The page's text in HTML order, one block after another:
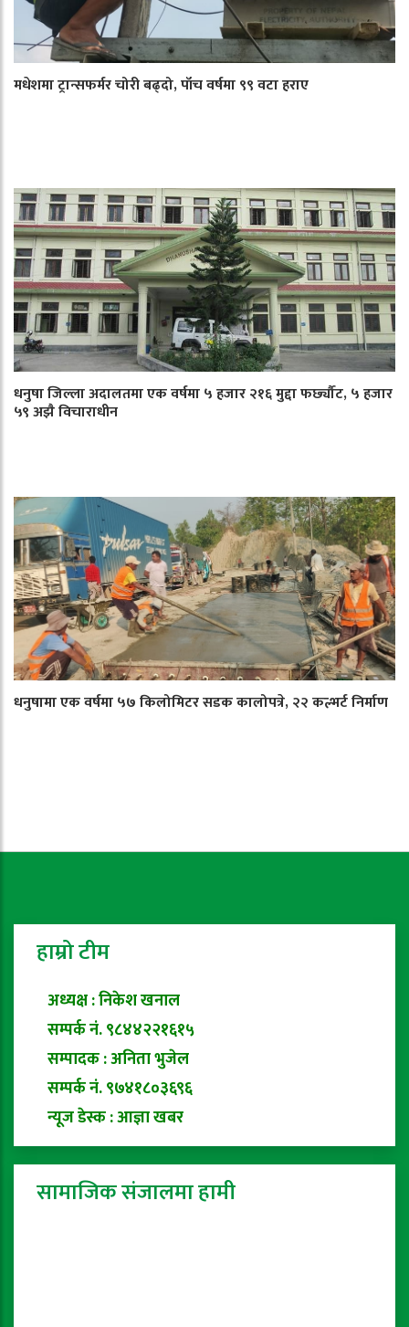
मधेशमा ट्रान्सफर्मर चोरी बढ्दो, पाँच वर्षमा ९९ वटा हराए
धनुषा जिल्ला अदालतमा एक वर्षमा ५ हजार २१६ मुद्दा फर्छ्यौट, ५ हजार
५९ अझै विचाराधीन
धनुषामा एक वर्षमा ५७ किलोमिटर सडक कालोपत्रे, २२ कल्भर्ट निर्माण
हाम्रो टीम
अध्यक्ष : निकेश खनाल
सम्पर्क नं. ९८४४२२१६१५
सम्पादक : अनिता भुजेल
सम्पर्क नं. ९७४१८०३६९६
न्यूज डेस्क : आज्ञा खबर
सामाजिक संजालमा हामी